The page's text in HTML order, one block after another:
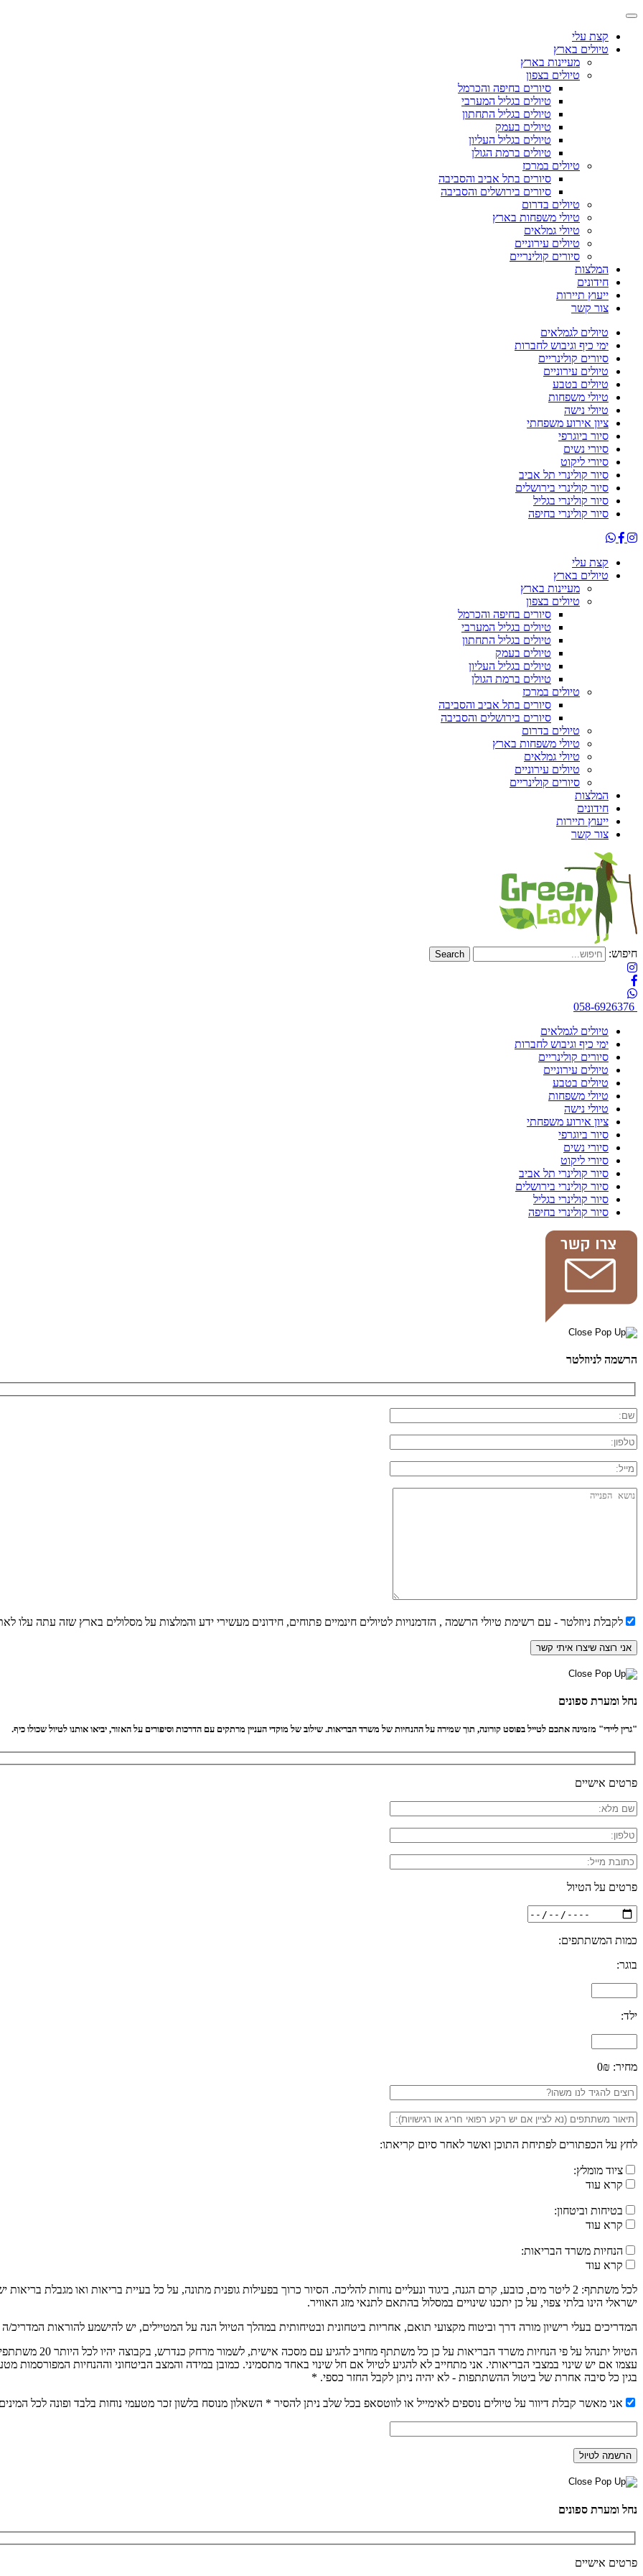
קצת עלי
טיולים בארץ
מעיינות בארץ
טיולים בצפון
סיורים בחיפה והכרמל
טיולים בגליל המערבי
טיולים בגליל התחתון
טיולים בעמק
טיולים בגליל העליון
טיולים ברמת הגולן
טיולים במרכז
סיורים בתל אביב והסביבה
סיורים בירושלים והסביבה
טיולים בדרום
טיולי משפחות בארץ
טיולי גמלאים
טיולים עירוניים
סיורים קולינריים
המלצות
חידונים
ייעוץ תיירות
צור קשר
טיולים לגמלאים
ימי כיף וגיבוש לחברות
סיורים קולינריים
טיולים עירוניים
טיולים בטבע
טיולי משפחות
טיולי נישה
ציון אירוע משפחתי
סיור ביוגרפי
סיורי נשים
סיורי ליקוט
סיור קולינרי תל אביב
סיור קולינרי בירושלים
סיור קולינרי בגליל
סיור קולינרי בחיפה
קצת עלי
טיולים בארץ
מעיינות בארץ
טיולים בצפון
סיורים בחיפה והכרמל
טיולים בגליל המערבי
טיולים בגליל התחתון
טיולים בעמק
טיולים בגליל העליון
טיולים ברמת הגולן
טיולים במרכז
סיורים בתל אביב והסביבה
סיורים בירושלים והסביבה
טיולים בדרום
טיולי משפחות בארץ
טיולי גמלאים
טיולים עירוניים
סיורים קולינריים
המלצות
חידונים
ייעוץ תיירות
צור קשר
חיפוש:
058-6926376
טיולים לגמלאים
ימי כיף וגיבוש לחברות
סיורים קולינריים
טיולים עירוניים
טיולים בטבע
טיולי משפחות
טיולי נישה
ציון אירוע משפחתי
סיור ביוגרפי
סיורי נשים
סיורי ליקוט
סיור קולינרי תל אביב
סיור קולינרי בירושלים
סיור קולינרי בגליל
סיור קולינרי בחיפה
הרשמה לניוזלטר
לקבלת ניוזלטר - עם רשימת טיולי הרשמה , הזדמנויות לטיולים חינמיים פתוחים, חידונים מעשירי ידע והמלצות על מסלולים בארץ שזה עתה עלו
נחל ומערת ספונים
"גרין ליידי" מזמינה אתכם לטייל בפוסט קורונה, תוך שמירה על ההנחיות של משרד הבריאות. שילוב של מוקדי העניין מרתקים עם הדרכות וסיפורים על האזור, יביאו אותנו לטיול שכולו כיף.
פרטים אישיים
פרטים על הטיול
כמות המשתתפים:
בוגר:
ילד:
מחיר: 0₪
לחץ על הכפתורים לפתיחת התוכן ואשר לאחר סיום קריאתו:
ציוד מומלץ:
קרא עוד
בטיחות וביטחון:
קרא עוד
הנחיות משרד הבריאות:
קרא עוד
לכל משתתף: 2 ליטר מים, כובע, קרם הגנה, ביגוד ונעליים נוחות להליכה. הסיור כרוך בפעילות גופנית מתונה, על כל בעיית בריאות ואו
ישראלי הינו בלתי צפוי, על כן יתכנו שינויים במסלול בהתאם לתנאי מזג האוויר.
המדריכים בעלי רישיון מורה דרך וביטוח מקצועי תואם, אחריות ביטחונית ובטיחותית במהלך הטיול הנה על המטיילים, יש להישמע להוראות המדריכ/ה
הטיול יתנהל על פי
עצמו אם יש שינוי במצבי הבריאותי. אני מתחייב לא להגיע לטיול אם חל שינוי באחד מתסמיני. כמובן במידה והמצב הביטחוני וההנחיות המפורסמות
בגין כל סיבה אחרת של ביטול ההשתתפות - לא יהיה ניתן לקבל החזר כספי. *
אני מאשר קבלת דיוור על טיולים נוספים לאימייל או לווטסאפ בכל שלב ניתן להסיר * השאלון מנוסח בלשון זכר מטעמי נוחות בלבד ופונה לכל
נחל ומערת ספונים
פרטים אישיים